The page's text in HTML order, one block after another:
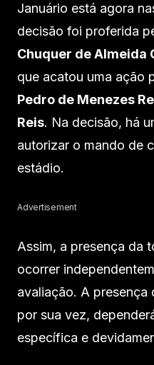
Januário está agora
decisão foi proferida
Chuquer de Almeida
que acatou uma ação
Pedro de Menezes
Reis. Na decisão, há
autorizar o mando de
estádio.
Advertisement
Assim, a presença da
ocorrer
avaliação. A presença
por sua vez,
específica e